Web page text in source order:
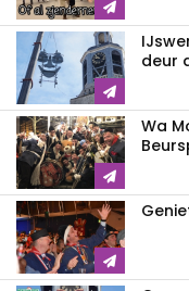
deur
Wa